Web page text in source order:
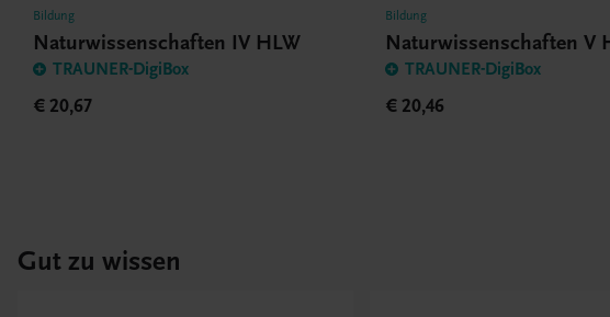
Bildung
Naturwissenschaften IV HLW
TRAUNER-DigiBox
€ 20,67
Bildung
Naturwissenschaften V
TRAUNER-DigiBox
€ 20,46
Gut zu wissen